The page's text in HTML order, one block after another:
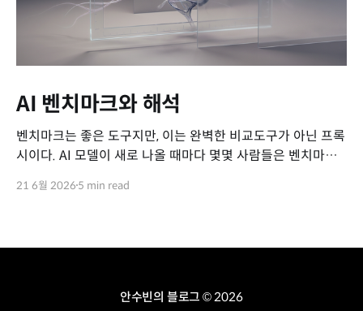
AI 벤치마크와 해석
벤치마크는 좋은 도구지만, 이는 완벽한 비교도구가 아닌 프록
시이다. AI 모델이 새로 나올 때마다 몇몇 사람들은 벤치마크
GPQA-D, SWE-bench, Terminal-bench 같은 이름들이 줄
21 6월 2026 5 min read
안수빈의 블로그 © 2026